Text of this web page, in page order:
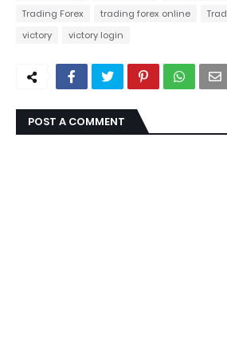
Trading Forex
trading forex online
victory
victory login
POST A COMMENT